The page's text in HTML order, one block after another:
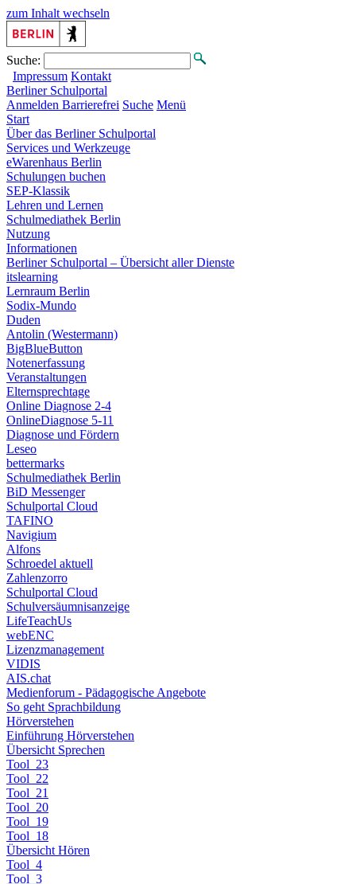
zum Inhalt wechseln
Suche:
Impressum Kontakt
Berliner Schulportal
Anmelden Barrierefrei Suche Menü
Start
Über das Berliner Schulportal
Services und Werkzeuge
eWarenhaus Berlin
Schulungen buchen
SEP-Klassik
Lehren und Lernen
Schulmediathek Berlin
Nutzung
Informationen
Berliner Schulportal – Übersicht aller Dienste
itslearning
Lernraum Berlin
Sodix-Mundo
Duden
Antolin (Westermann)
BigBlueButton
Notenerfassung
Veranstaltungen
Elternsprechtage
Online Diagnose 2-4
OnlineDiagnose 5-11
Diagnose und Fördern
Leseo
bettermarks
Schulmediathek Berlin
BiD Messenger
Schulportal Cloud
TAFINO
Navigium
Alfons
Schroedel aktuell
Zahlenzorro
Schulportal Cloud
Schulversäumnisanzeige
LifeTeachUs
webENC
Lizenzmanagement
VIDIS
AIS.chat
Medienforum - Pädagogische Angebote
So geht Sprachbildung
Hörverstehen
Einführung Hörverstehen
Übersicht Sprechen
Tool_23
Tool_22
Tool_21
Tool_20
Tool_19
Tool_18
Übersicht Hören
Tool_4
Tool_3